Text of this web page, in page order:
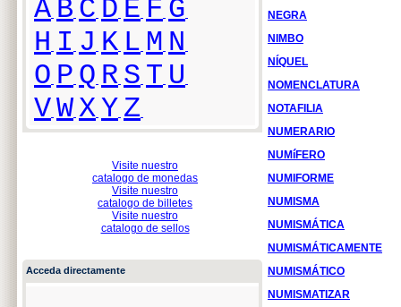
A B C D E F G
H I J K L M N
O P Q RS T U
VWXYZ
Visite nuestro
catalogo de monedas
Visite nuestro
catalogo de billetes
Visite nuestro
catalogo de sellos
Acceda directamente
NEGRA
NIMBO
NÍQUEL
NOMENCLATURA
NOTAFILIA
NUMERARIO
NUMíFERO
NUMIFORME
NUMISMA
NUMISMÁTICA
NUMISMÁTICAMENTE
NUMISMÁTICO
NUMISMATIZAR